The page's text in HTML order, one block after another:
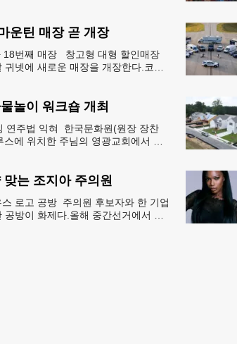
운틴 매장 곧 개장
번째 매장 창고형 대형 할인매장
귀넷에 새로운 매장을 개장한다.코스
놀이 워크숍 개최
연주법 익혀 한국문화원(원장 장찬
스에 위치한 주님의 영광교회에서 사
는 조지아 주의원
스 로고 공방 주의원 후보자와 한 기업
공방이 화제다.올해 중간선거에서 민